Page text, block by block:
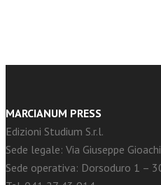
MARCIANUM PRESS
Edizioni Studium S.r.l.
Sede legale: Via Giuseppe
Sede operativa: Dorsoduro 1 –